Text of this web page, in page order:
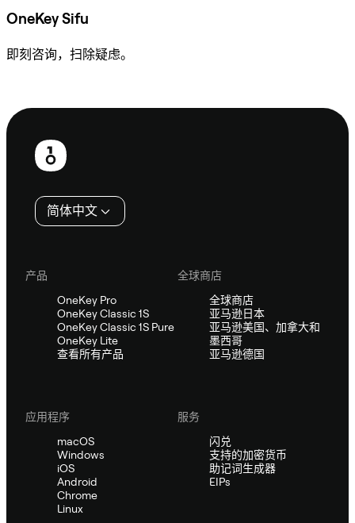
OneKey Sifu
即刻咨询，扫除疑虑。
页
简体中文
产品
OneKey Pro
OneKey Classic 1S
OneKey Classic 1S Pure
OneKey Lite
查看所有产品
全球商店
全球商店
亚马逊日本
亚马逊美国、加拿大和
墨西哥
亚马逊德国
应用程序
macOS
Windows
iOS
Android
Chrome
Linux
服务
闪兑
支持的加密货币
助记词生成器
EIPs